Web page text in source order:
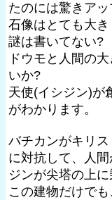
たのには驚きアッ
石像はとても大
謎は書いてない?
ドウモと人間の
いか?
天使(イシジン)が
がわかります。
バチカンがキリ
に対抗して、人
ジンが尖塔の上に
この建物だけで